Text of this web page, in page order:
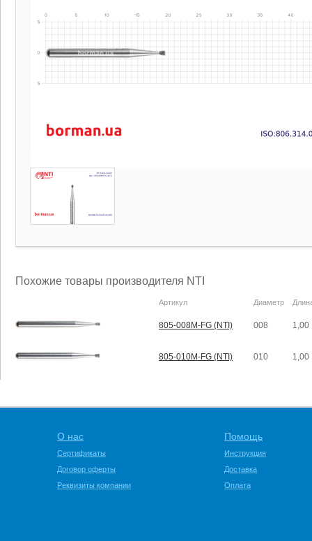
Похожие товары производителя NTI
Артикул Диаметр
805-008M-FG (NTI) 008 1,00
805-010M-FG (NTI) 010 1,00
О нас
Сертификаты
Договор оферты
Реквизиты компании
Помощь
Инструкция
Доставка
Оплата